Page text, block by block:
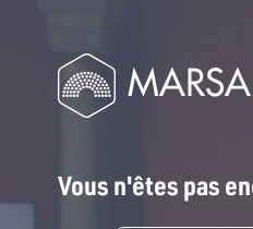
Vous n'êtes pas